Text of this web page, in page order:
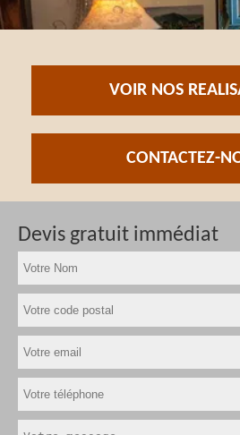
VOIR NOS
CONTACTEZ-
Devis gratuit immédiat